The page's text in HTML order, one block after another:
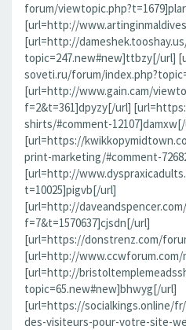
forum/
[url=http://
[url=http://
topic=247.new#new]ttbzy[/url]
soveti.ru/forum/
[url=http://www.gain.cam/
f=2&t=361]dpyzy[/url]
shirts/#comment-
[url=https://
print-marketing/#comment-
[url=http://
t=10025]pigvb[/url]
[url=http://
f=7&t=1570637]cjsdn[/url]
[url=https://donstrenz.com/
[url=http://
[url=http://
topic=65.new#new]bhwyg[/url]
[url=https://socialkings.online/
des-visiteurs-pour-votre-site-